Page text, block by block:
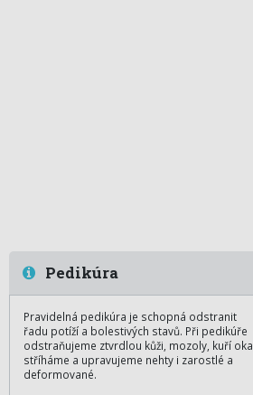
Pedikúra
Pravidelná pedikúra je schopná odstranit
řadu potíží a bolestivých stavů. Při pedikúře
odstraňujeme ztvrdlou kůži, mozoly, kuří oka,
stříháme a upravujeme nehty i zarostlé a
deformované.